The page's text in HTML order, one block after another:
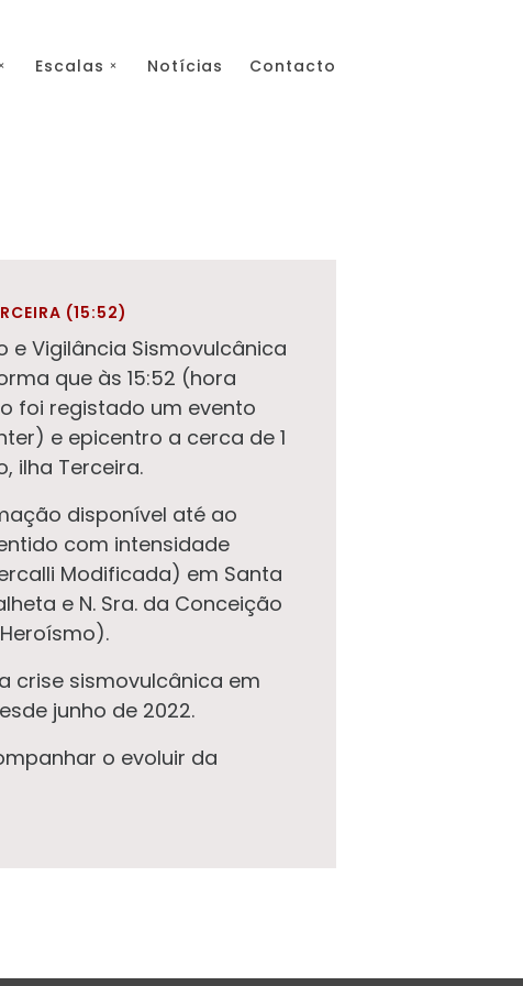
Escalas Notícias Contacto
(15:52)
e Vigilância Sismovulcânica
que às 15:52 (hora
foi registado um evento
e epicentro a cerca de 1
ilha Terceira.
disponível até ao
com intensidade
Modificada) em Santa
e N. Sra. da Conceição
crise sismovulcânica em
junho de 2022.
o evoluir da